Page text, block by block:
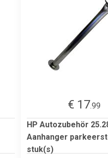
€ 17.99
HP Autozubehör
Aanhanger
stuk(s)